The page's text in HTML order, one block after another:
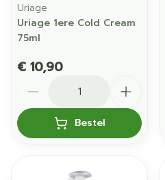
Uriage
Uriage 1ere Cold Cream
75ml
€ 10,90
Bestel